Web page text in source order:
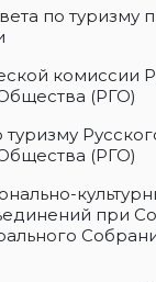
по туризму
комиссии
(РГО)
(РГО)
при